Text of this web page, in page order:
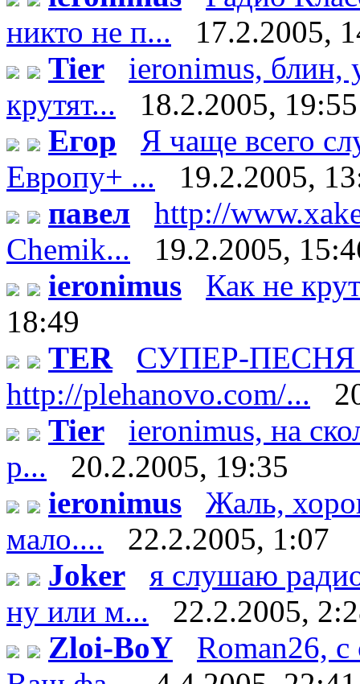
никто не п...
17.2.2005,
Tier
ieronimus, блин,
крутят...
18.2.2005, 19:55
Егор
Я чаще всего
Европу+ ...
19.2.2005,
павел
http://
Chemik...
19.2.2005,
ieronimus
Как не
18:49
TER
СУПЕР-ПЕСНЯ
http://plehanovo.com/...
Tier
ieronimus, на
р...
20.2.2005, 19:35
ieronimus
Жаль,
мало....
22.2.2005, 1:07
Joker
я слушаю
ну или м...
22.2.2005,
Zloi-BoY
Roman26, с